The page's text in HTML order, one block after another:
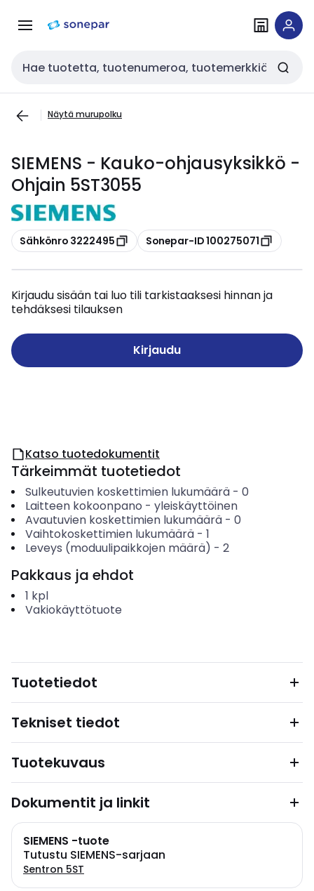
navigointiinsisältöön
Haku
Näytä murupolku
SIEMENS - Kauko-ohjausyksikkö -
Ohjain 5ST3055
Kopioi
Sähkönro 3222495 Kopioi
Sonepar-ID 100275071
Kirjaudu sisään tai luo tili tarkistaaksesi hinnan ja
tehdäksesi tilauksen
Kirjaudu
Katso tuotedokumentit
Tärkeimmät tuotetiedot
Sulkeutuvien koskettimien lukumäärä- 0
Laitteen kokoonpano - yleiskäyttöinen
Avautuvien koskettimien lukumäärä- 0
Vaihtokoskettimien lukumäärä- 1
Leveys (moduulipaikkojen määrä) - 2
Pakkaus ja ehdot
1 kpl
Vakiokäyttötuote
Tuotetiedot
Tekniset tiedot
Tuotekuvaus
Dokumentit ja linkit
SIEMENS -tuote
Tutustu SIEMENS-sarjaan
Sentron 5ST